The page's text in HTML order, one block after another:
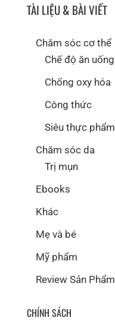
TÀI LIỆU & BÀI VIẾT
Chăm sóc cơ thể
Chế độ ăn uống
Chống oxy hóa
Công thức
Siêu thực phẩm
Chăm sóc da
Trị mụn
Ebooks
Khác
Mẹ và bé
Mỹ phẩm
Review Sản Phẩm
CHÍNH SÁCH